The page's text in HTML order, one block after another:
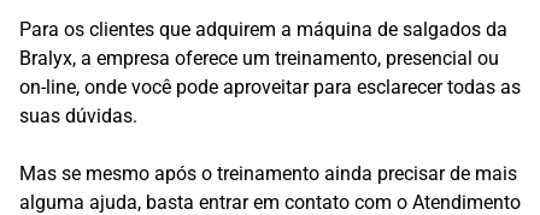
Para os clientes que adquirem a máquina de salgados da
Bralyx, a empresa oferece um treinamento, presencial ou
on-line, onde você pode aproveitar para esclarecer todas as
suas dúvidas.
Mas se mesmo após o treinamento ainda precisar de mais
alguma ajuda, basta entrar em contato com o Atendimento